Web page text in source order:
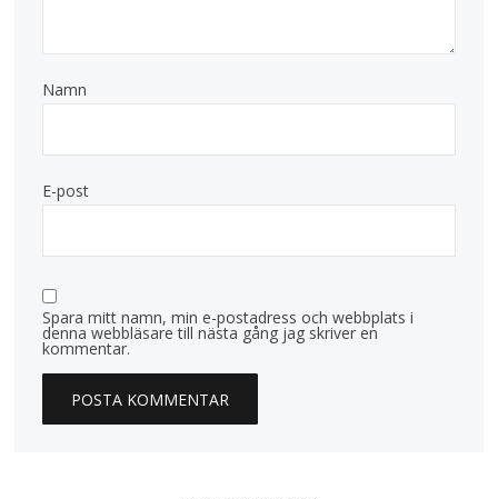
Namn
E-post
Spara mitt namn, min e-postadress och webbplats i
denna webbläsare till nästa gång jag skriver en
kommentar.